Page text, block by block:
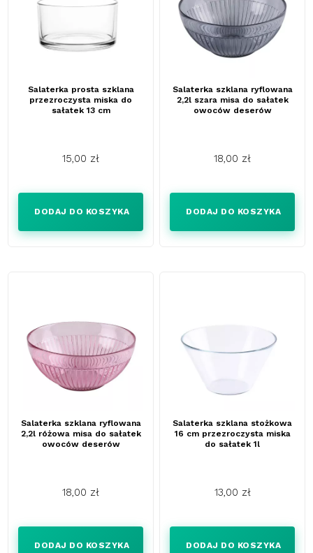
Salaterka prosta szklana
przezroczysta miska do
sałatek 13 cm
15,00 zł
DODAJ DO KOSZYKA
Salaterka szklana ryflowana
2,2l szara misa do sałatek
owoców deserów
18,00 zł
DODAJ DO KOSZYKA
Salaterka szklana ryflowana
2,2l różowa misa do sałatek
owoców deserów
18,00 zł
DODAJ DO KOSZYKA
Salaterka szklana stożkowa
16 cm przezroczysta miska
do sałatek 1l
13,00 zł
DODAJ DO KOSZYKA